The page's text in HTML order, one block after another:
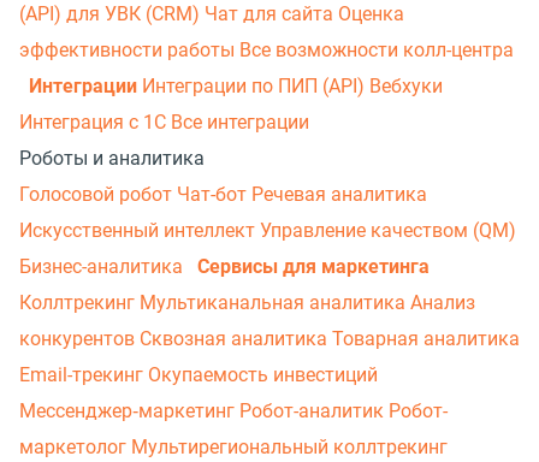
(API) для УВК (CRM) Чат для сайта Оценка
эффективности работы Все возможности колл-центра
Интеграции Интеграции по ПИП (API) Вебхуки
Интеграция с 1С Все интеграции
Роботы и аналитика
Голосовой робот Чат-бот Речевая аналитика
Искусственный интеллект Управление качеством (QM)
Бизнес-аналитика
Сервисы для маркетинга
Коллтрекинг Мультиканальная аналитика Анализ
конкурентов Сквозная аналитика Товарная аналитика
Email-трекинг Окупаемость инвестиций
Мессенджер‑маркетинг Робот-аналитик Робот-
маркетолог Мультирегиональный коллтрекинг